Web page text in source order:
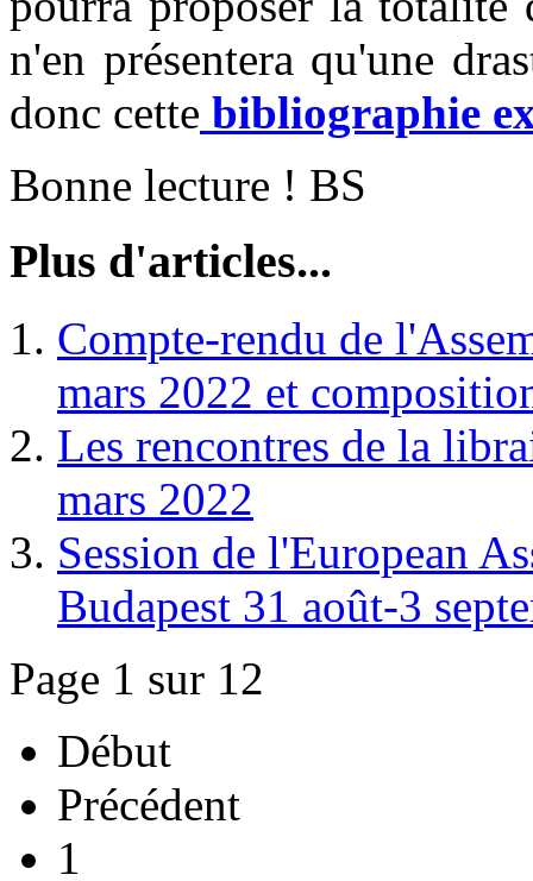
n'en présentera qu'une
donc cette bibliographie
Bonne lecture ! BS
Plus d'articles...
Compte-rendu de
mars 2022 et
Les rencontres de la
mars 2022
Session de l'European
Budapest 31 août-3
Page 1 sur 12
Début
Précédent
1